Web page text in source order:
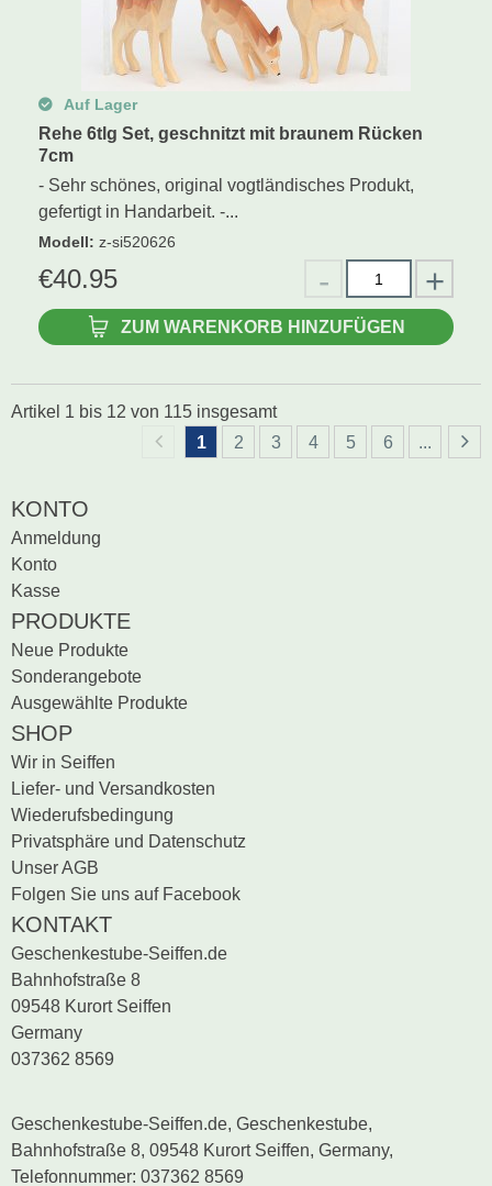
Auf Lager
Rehe 6tlg Set, geschnitzt mit braunem Rücken
7cm
- Sehr schönes, original vogtländisches Produkt,
gefertigt in Handarbeit. -...
Modell: z-si520626
€40.95
ZUM WARENKORB HINZUFÜGEN
Artikel 1 bis 12 von 115 insgesamt
1
2 3 4 5 6 ...
KONTO
Anmeldung
Konto
Kasse
PRODUKTE
Neue Produkte
Sonderangebote
Ausgewählte Produkte
SHOP
Wir in Seiffen
Liefer- und Versandkosten
Wiederufsbedingung
Privatsphäre und Datenschutz
Unser AGB
Folgen Sie uns auf Facebook
KONTAKT
Geschenkestube-Seiffen.de
Bahnhofstraße 8
09548 Kurort Seiffen
Germany
037362 8569
Geschenkestube-Seiffen.de, Geschenkestube,
Bahnhofstraße 8, 09548 Kurort Seiffen, Germany,
Telefonnummer: 037362 8569